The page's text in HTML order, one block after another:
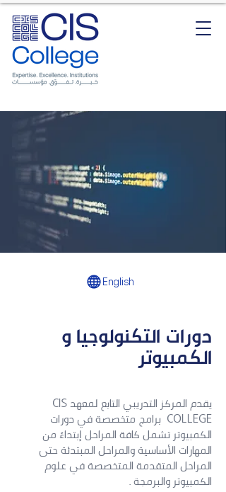
English
دورات التكنولوجيا و
الكمبيوتر
يقدم المركز التدريبي التابع لمعهد CIS
COLLEGE برامج متخصصة في دورات
الكمبيوتر تشمل كافة المراحل إبتداءً من
المهارات الأساسية والمراحل المبتدئة حتى
المراحل المتقدمة المتخصصة في علوم
الكمبيوتر والبرمجة .